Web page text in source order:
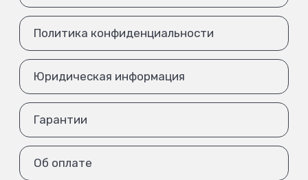
Политика конфиденциальности
Юридическая информация
Гарантии
Об оплате